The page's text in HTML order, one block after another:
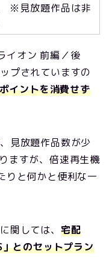
※見放題作品は非
イオン 前編／後
プされていますの
イントを消費せず
見放題作品数が少
ますが、倍速再生機
りと何かと便利な一
関しては、 宅配
」とのセットプラン